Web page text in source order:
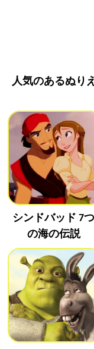
人気のあるぬり
シンドバッド 7つ
の海の伝説